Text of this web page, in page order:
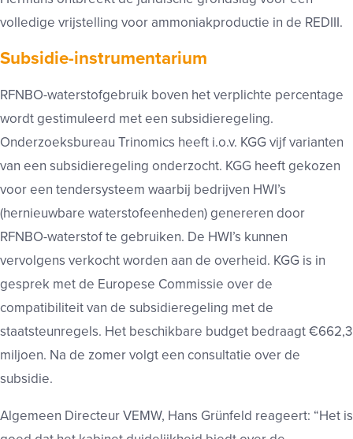
volledige vrijstelling voor ammoniakproductie in de REDIII.
Subsidie-instrumentarium
RFNBO-waterstofgebruik boven het verplichte percentage
wordt gestimuleerd met een subsidieregeling.
Onderzoeksbureau Trinomics heeft i.o.v. KGG vijf varianten
van een subsidieregeling onderzocht. KGG heeft gekozen
voor een tendersysteem waarbij bedrijven HWI’s
(hernieuwbare waterstofeenheden) genereren door
RFNBO-waterstof te gebruiken. De HWI’s kunnen
vervolgens verkocht worden aan de overheid. KGG is in
gesprek met de Europese Commissie over de
compatibiliteit van de subsidieregeling met de
staatsteunregels. Het beschikbare budget bedraagt €662,3
miljoen. Na de zomer volgt een consultatie over de
subsidie.
Algemeen Directeur VEMW, Hans Grünfeld reageert: “Het is